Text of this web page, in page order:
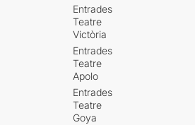
Entrades
Teatre
Victòria
Entrades
Teatre
Apolo
Entrades
Teatre
Goya